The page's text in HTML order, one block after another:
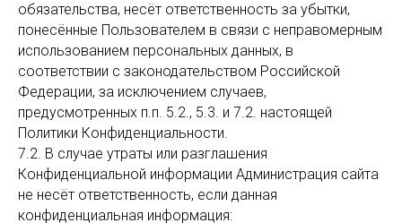
обязательства, несёт ответственность за убытки,
понесённые Пользователем в связи с неправомерным
использованием персональных данных, в
соответствии с законодательством Российской
Федерации, за исключением случаев,
предусмотренных п.п. 5.2., 5.3. и 7.2. настоящей
Политики Конфиденциальности.
7.2. В случае утраты или разглашения
Конфиденциальной информации Администрация сайта
не несёт ответственность, если данная
конфиденциальная информация:
ОБСУДИМ ВАШ ПРОЕКТ?
Услуги
Отрасли
Контакты